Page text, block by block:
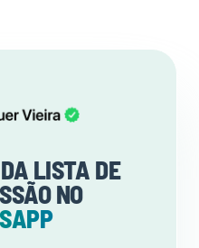
LISTA DE
NO